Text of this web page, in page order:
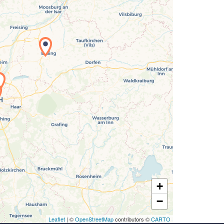
Laden der Karte...
+
−
Leaflet | ©OpenStreetMapcontributors ©CARTO